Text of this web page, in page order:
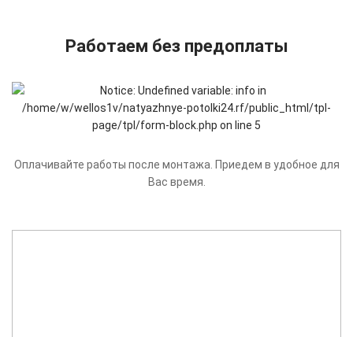
Работаем без предоплаты
Оплачивайте работы после монтажа. Приедем в удобное для
Вас время.